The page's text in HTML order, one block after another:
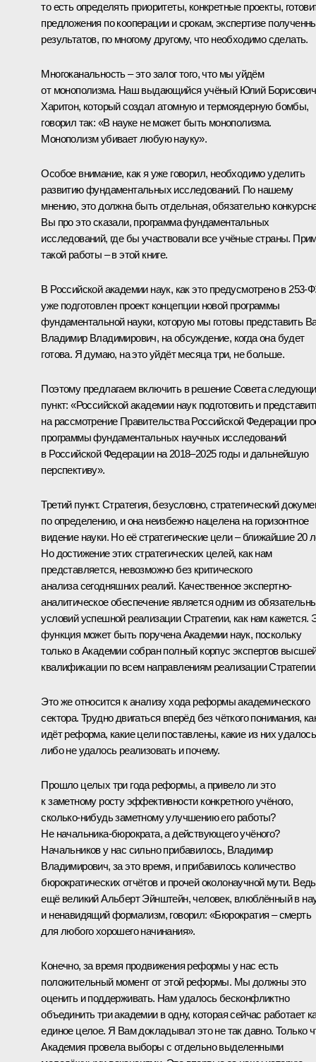
то есть определять приоритеты, конкретные проекты,
предложения по кооперации и срокам, экспертизе
результатов, по многому другому, что необходимо сделать.
Многоканальность ‒ это залог того, что мы уйдём
от монополизма. Наш выдающийся учёный Юлий Борисович
Харитон, который создал атомную и термоядерную бомбы,
говорил так: «В науке не может быть монополизма.
Монополизм убивает любую науку».
Особое внимание, как я уже говорил, необходимо уделить
развитию фундаментальных исследований. По нашему
мнению, это должна быть отдельная, обязательно
Вы про это сказали, программа фундаментальных
исследований, где бы участвовали все учёные страны.
такой работы ‒ в этой книге.
В Российской академии наук, как это предусмотрено в
уже подготовлен проект концепции новой программы
фундаментальной науки, которую мы готовы представить
Владимир Владимирович, на обсуждение, когда она будет
готова. Я думаю, на это уйдёт месяца три, не больше.
Поэтому предлагаем включить в решение Совета
пункт: «Российской академии наук подготовить и
на рассмотрение Правительства Российской Федерации
программы фундаментальных научных исследований
в Российской Федерации на 2018‒2025 годы и дальнейшую
перспективу».
Третий пункт. Стратегия, безусловно, стратегический
по определению, и она неизбежно нацелена на горизонтное
видение науки. Но её стратегические цели ‒ ближайшие 20
Но достижение этих стратегических целей, как нам
представляется, невозможно без критического
анализа сегодняшних реалий. Качественное экспертно-
аналитическое обеспечение является одним из
условий успешной реализации Стратегии, как нам кажется.
функция может быть поручена Академии наук, поскольку
только в Академии собран полный корпус экспертов
квалификации по всем направлениям реализации
Это же относится к анализу хода реформы академического
сектора. Трудно двигаться вперёд без чёткого понимания,
идёт реформа, какие цели поставлены, какие из них удалось
либо не удалось реализовать и почему.
Прошло целых три года реформы, а привело ли это
к заметному росту эффективности конкретного учёного,
сколько‑нибудь заметному улучшению его работы?
Не начальника-бюрократа, а действующего учёного?
Начальников у нас сильно прибавилось, Владимир
Владимирович, за это время, и прибавилось количество
бюрократических отчётов и прочей околонаучной мути. Ведь
ещё великий Альберт Эйнштейн, человек, влюблённый в
и ненавидящий формализм, говорил: «Бюрократия ‒ смерть
для любого хорошего начинания».
Конечно, за время продвижения реформы у нас есть
положительный момент от этой реформы. Мы должны это
оценить и поддерживать. Нам удалось бесконфликтно
объединить три академии в одну, которая сейчас работает
единое целое. Я Вам докладывал это не так давно. Только
Академия провела выборы с отдельно выделенными